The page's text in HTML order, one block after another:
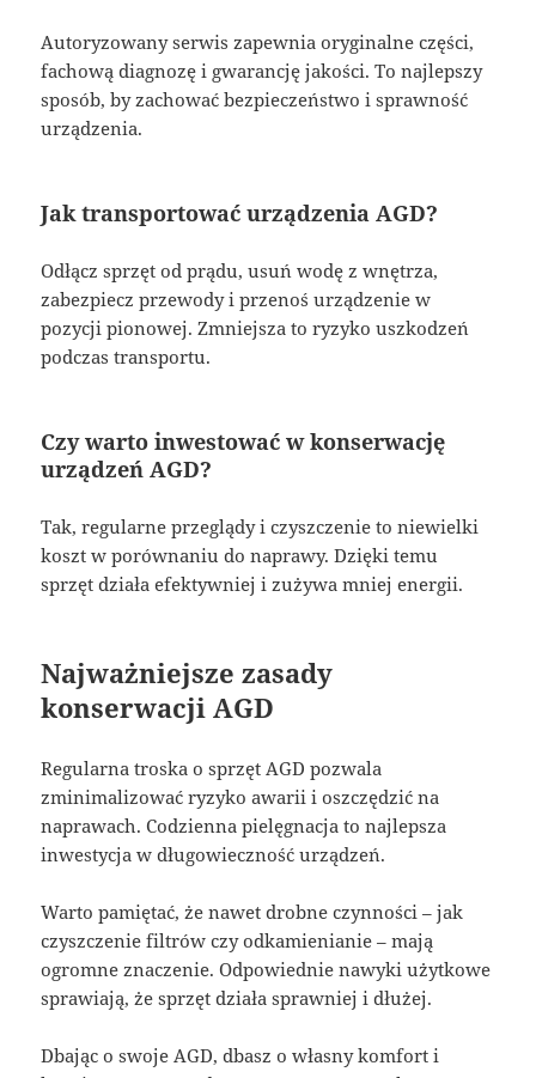
Autoryzowany serwis zapewnia oryginalne części,
fachową diagnozę i gwarancję jakości. To najlepszy
sposób, by zachować bezpieczeństwo i sprawność
urządzenia.
Jak transportować urządzenia AGD?
Odłącz sprzęt od prądu, usuń wodę z wnętrza,
zabezpiecz przewody i przenoś urządzenie w
pozycji pionowej. Zmniejsza to ryzyko uszkodzeń
podczas transportu.
Czy warto inwestować w konserwację
urządzeń AGD?
Tak, regularne przeglądy i czyszczenie to niewielki
koszt w porównaniu do naprawy. Dzięki temu
sprzęt działa efektywniej i zużywa mniej energii.
Najważniejsze zasady
konserwacji AGD
Regularna troska o sprzęt AGD pozwala
zminimalizować ryzyko awarii i oszczędzić na
naprawach. Codzienna pielęgnacja to najlepsza
inwestycja w długowieczność urządzeń.
Warto pamiętać, że nawet drobne czynności – jak
czyszczenie filtrów czy odkamienianie – mają
ogromne znaczenie. Odpowiednie nawyki użytkowe
sprawiają, że sprzęt działa sprawniej i dłużej.
Dbając o swoje AGD, dbasz o własny komfort i